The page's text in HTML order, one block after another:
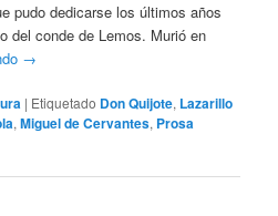
pudo dedicarse los últimos años
del conde de Lemos. Murió en
→
| Etiquetado Don Quijote, Lazarillo
,Miguel de Cervantes, Prosa